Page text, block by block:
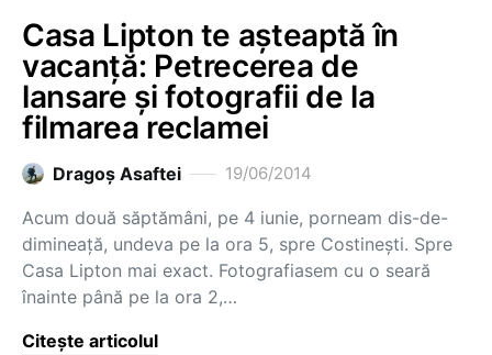
Casa Lipton te așteaptă în
vacanță: Petrecerea de
lansare și fotografii de la
filmarea reclamei
Dragoş Asaftei 19/06/2014
Acum două săptămâni, pe 4 iunie, porneam dis-de-
dimineață, undeva pe la ora 5, spre Costinești. Spre
Casa Lipton mai exact. Fotografiasem cu o seară
înainte până pe la ora 2,…
Citește articolul